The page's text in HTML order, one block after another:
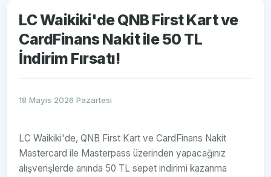
LC Waikiki'de QNB First Kart ve
CardFinans Nakit ile 50 TL
İndirim Fırsatı!
18 Mayıs 2026 Pazartesi
LC Waikiki'de, QNB First Kart ve CardFinans Nakit
Mastercard ile Masterpass üzerinden yapacağınız
alışverişlerde anında 50 TL sepet indirimi kazanma